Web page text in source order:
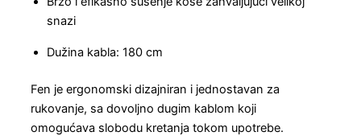
snazi
Dužina kabla: 180 cm
Fen je ergonomski dizajniran i jednostavan za
rukovanje, sa dovoljno dugim kablom koji
omogućava slobodu kretanja tokom upotrebe.